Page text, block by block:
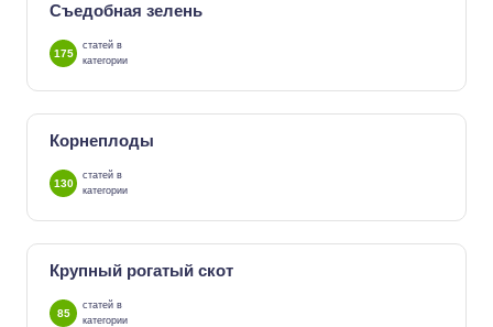
Съедобная зелень
175
статей в
категории
Корнеплоды
130
статей в
категории
Крупный рогатый скот
85
статей в
категории